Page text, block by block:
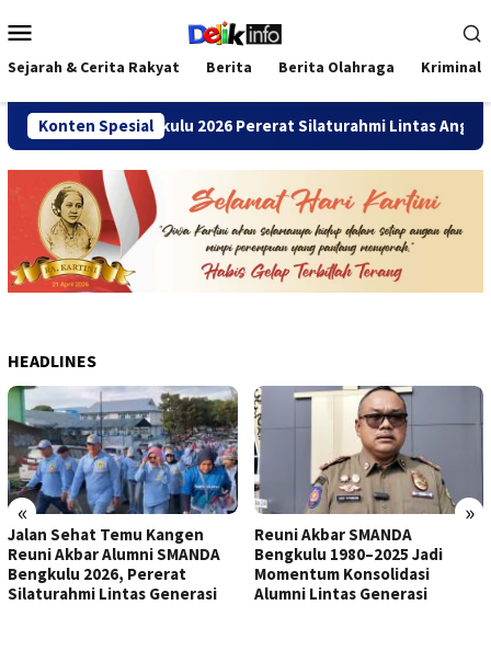
ke
kontenMobile
Sejarah & Cerita Rakyat Berita Berita Olahraga Kriminal
Konten Spesial
SMANDA Bengkulu 2026 Pererat Silaturahmi Lintas Angkatan
HEADLINES
« »
Jalan Sehat Temu Kangen
Reuni Akbar Alumni SMANDA
Bengkulu 2026, Pererat
Silaturahmi Lintas Generasi
Reuni Akbar SMANDA
Bengkulu 1980–2025 Jadi
Momentum Konsolidasi
Alumni Lintas Generasi